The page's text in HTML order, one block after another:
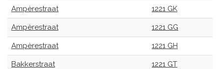
Ampèrestraat 1221 GK
Ampèrestraat 1221 GG
Ampèrestraat 1221 GH
Bakkerstraat 1221 GT